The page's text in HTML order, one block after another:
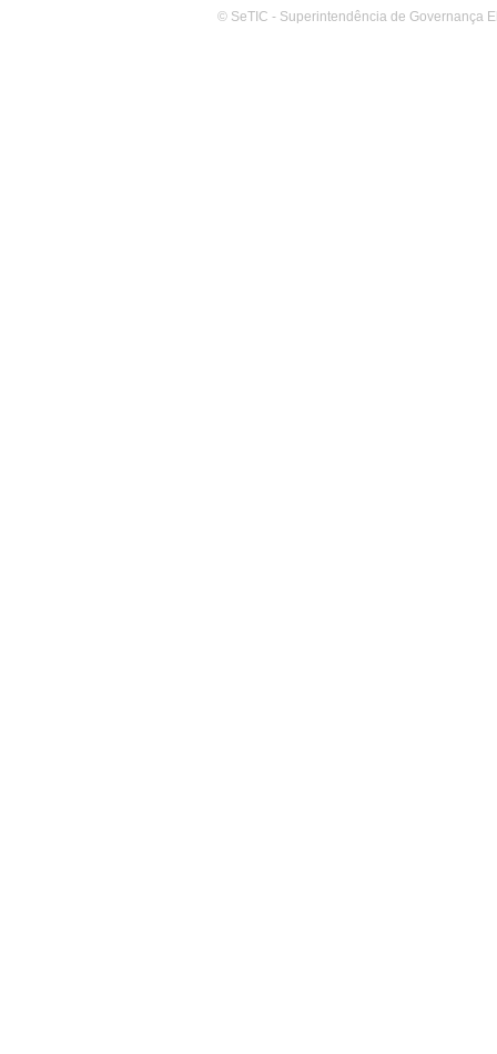
© SeTIC - Superintendência de Governança